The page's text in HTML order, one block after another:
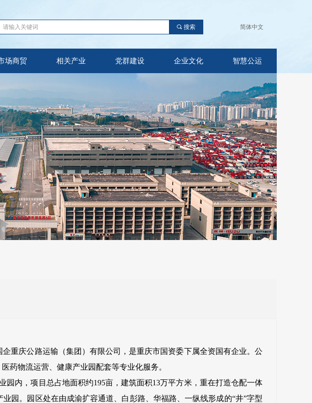
场商贸 相关产业 党群建设 企业文化 智慧公运
简体中文
끠 搜索
重庆公路运输（集团）有限公司，是重庆市国资委下属全资国有企业。公
药物流运营、健康产业园配套等专业化服务。
内，项目总占地面积约195亩，建筑面积13万平方米，重在打造仓配一体
园。园区处在由成渝扩容通道、白彭路、华福路、一纵线形成的“井”字型